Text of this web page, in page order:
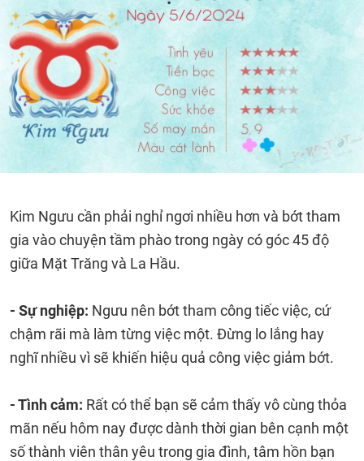
Kim Ngưu cần phải nghỉ ngơi nhiều hơn và bớt tham
gia vào chuyện tầm phào trong ngày có góc 45 độ
giữa Mặt Trăng và La Hầu.
- Sự nghiệp: Ngưu nên bớt tham công tiếc việc, cứ
chậm rãi mà làm từng việc một. Đừng lo lắng hay
nghĩ nhiều vì sẽ khiến hiệu quả công việc giảm bớt.
- Tình cảm: Rất có thể bạn sẽ cảm thấy vô cùng thỏa
mãn nếu hôm nay được dành thời gian bên cạnh một
số thành viên thân yêu trong gia đình, tâm hồn bạn